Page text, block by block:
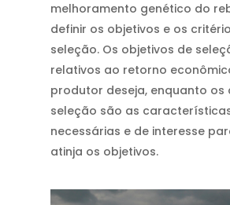
melhoramento genético do
definir os objetivos e os
seleção. Os objetivos de
relativos ao retorno
produtor deseja, enquanto os
seleção são as
necessárias e de interesse
atinja os objetivos.